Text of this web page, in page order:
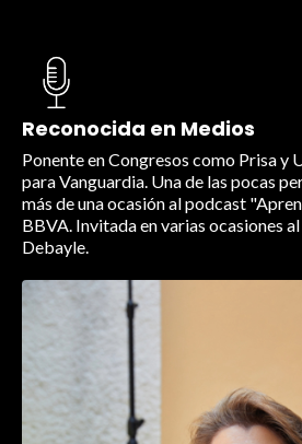
Reconocida en Medios
Ponente en Congresos como Prisa y
para Vanguardia. Una de las pocas
más de una ocasión al podcast
BBVA. Invitada en varias ocasiones
Debayle.